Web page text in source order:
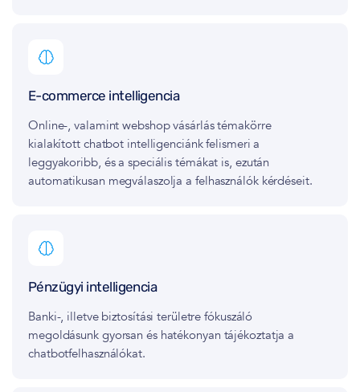
E-commerce intelligencia
Online-, valamint webshop vásárlás témakörre
kialakított chatbot intelligenciánk felismeri a
leggyakoribb, és a speciális témákat is, ezután
automatikusan megválaszolja a felhasználók kérdéseit.
Pénzügyi intelligencia
Banki-, illetve biztosítási területre fókuszáló
megoldásunk gyorsan és hatékonyan tájékoztatja a
chatbotfelhasználókat.